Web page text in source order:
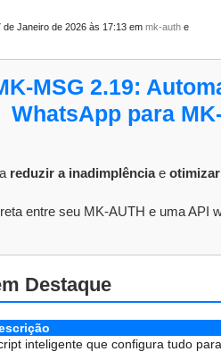
de Janeiro de 2026 às 17:13 em mk-auth e
MSG 2.19:
WhatsApp para
reduzir a inadimplênciae
entre seu MK-AUTH e uma API
Destaque
inteligente que configura tudo